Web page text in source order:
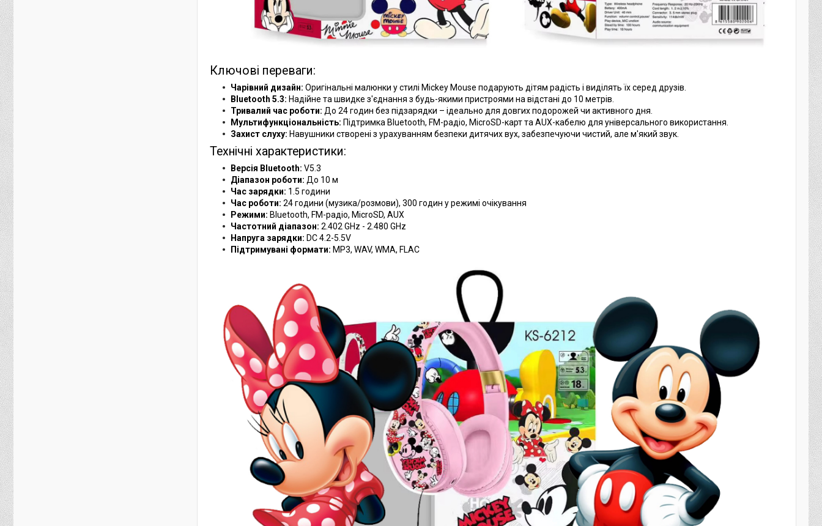
Ключові переваги:
Чарівний дизайн: Оригінальні малюнки у стилі Mickey Mouse подарують дітям радість і виділять їх серед друзів.
Bluetooth 5.3: Надійне та швидке з'єднання з будь-якими пристроями на відстані до 10 метрів.
Тривалий час роботи: До 24 годин без підзарядки – ідеально для довгих подорожей чи активного дня.
Мультифункціональність: Підтримка Bluetooth, FM-радіо, MicroSD-карт та AUX-кабелю для універсального використання.
Захист слуху: Навушники створені з урахуванням безпеки дитячих вух, забезпечуючи чистий, але м'який звук.
Технічні характеристики:
Версія Bluetooth: V5.3
Діапазон роботи: До 10 м
Час зарядки: 1.5 години
Час роботи: 24 години (музика/розмови), 300 годин у режимі очікування
Режими: Bluetooth, FM-радіо, MicroSD, AUX
Частотний діапазон: 2.402 GHz - 2.480 GHz
Напруга зарядки: DC 4.2-5.5V
Підтримувані формати: MP3, WAV, WMA, FLAC